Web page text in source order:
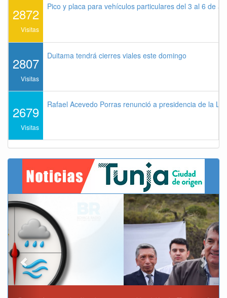
2872
Visitas
Pico y placa para vehículos particulares del 3 al 6 de
2807
Visitas
Duitama tendrá cierres viales este domingo
2679
Visitas
Rafael Acevedo Porras renunció a presidencia de la
Previous Next